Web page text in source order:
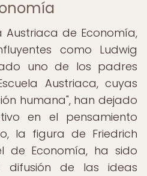
Austriaca de Economía,
como Ludwig
uno de los padres
Austriaca, cuyas
humana", han dejado
en el pensamiento
la figura de Friedrich
de Economía, ha sido
difusión de las ideas